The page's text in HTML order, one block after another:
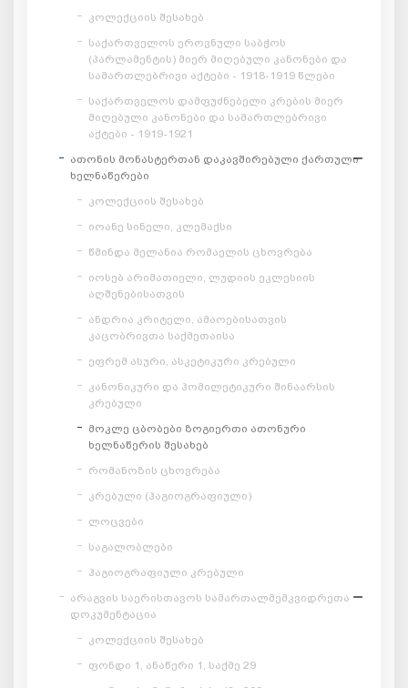
კოლექციის შესახებ
საქართველოს ეროვნული საბჭოს
(პარლამენტის) მიერ მიღებული კანონები და
სამართლებრივი აქტები - 1918-1919 წლები
საქართველოს დამფუძნებელი კრების მიერ
მიღებული კანონები და სამართლებრივი
აქტები - 1919-1921
ათონის მონასტერთან დაკავშირებული ქართული
ხელნაწერები
კოლექციის შესახებ
იოანე სინელი, კლემაქსი
წმინდა მელანია რომაელის ცხოვრება
იოსებ არიმათიელი, ლუდიის ეკლესიის
აღშენებისათვის
ანდრია კრიტელი, ამაოებისათვის
კაცობრივთა საქმეთაისა
ეფრემ ასური, ასკეტიკური კრებული
კანონიკური და ჰომილეტიკური შინაარსის
კრებული
მოკლე ცბობები ზოგიერთი ათონური
ხელნაწერის შესახებ
რომანოზის ცხოვრება
კრებული (ჰაგიოგრაფიული)
ლოცვები
საგალობლები
ჰაგიოგრაფიული კრებული
არაგვის საერისთავოს სამართალმემკვიდრეთა
დოკუმენტაცია
კოლექციის შესახებ
ფონდი 1, ანაწერი 1, საქმე 29